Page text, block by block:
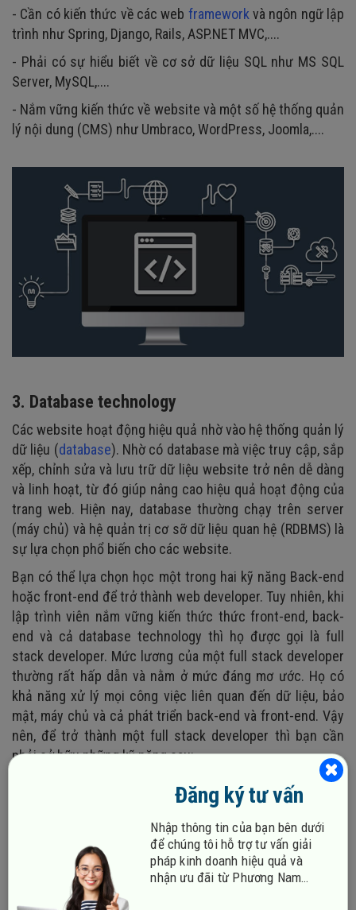
- Cần có kiến thức về các web framework và ngôn ngữ lập
trình như Spring, Django, Rails, ASP.NET MVC,....
- Phải có sự hiểu biết về cơ sở dữ liệu SQL như MS SQL
Server, MySQL,....
- Nắm vững kiến thức về website và một số hệ thống quản
lý nội dung (CMS) như Umbraco, WordPress, Joomla,....
3. Database technology
Các website hoạt động hiệu quả nhờ vào hệ thống quản lý
dữ liệu (database). Nhờ có database mà việc truy cập, sắp
xếp, chỉnh sửa và lưu trữ dữ liệu website trở nên dễ dàng
và linh hoạt, từ đó giúp nâng cao hiệu quả hoạt động của
trang web. Hiện nay, database thường chạy trên server
(máy chủ) và hệ quản trị cơ sỡ dữ liệu quan hệ (RDBMS) là
sự lựa chọn phổ biến cho các website.
Bạn có thể lựa chọn học một trong hai kỹ năng Back-end
hoặc front-end để trở thành web developer. Tuy nhiên, khi
lập trình viên nắm vững kiến thức thức front-end, back-
end và cả database technology thì họ được gọi là full
stack developer. Mức lương của một full stack developer
thường rất hấp dẫn và nằm ở mức đáng mơ ước. Họ có
khả năng xử lý mọi công việc liên quan đến dữ liệu, bảo
mật, máy chủ và cả phát triển back-end và front-end. Vậy
nên, để trở thành một full stack developer thì bạn cần
phải sở hữu những kỹ năng sau:
- Ngôn ngữ lập trình: PHP, Java, C#, Ruby, Python...
- Thành thạo việc sử dụng framework và thư viện bên thứ
- Kiến thức vững về front-end bao gồm CSS, HTML,
JavaScript…
- Tinh thông kỹ thuật cache và quản lý cơ sở dữ liệu.
Đăng ký tư vấn
Nhập thông tin của bạn bên dưới
để chúng tôi hỗ trợ tư vấn giải
pháp kinh doanh hiệu quả và
nhận ưu đãi từ Phương Nam